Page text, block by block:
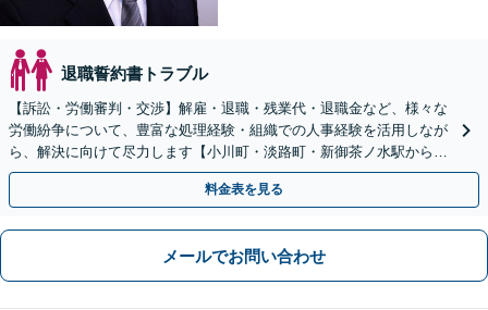
退職誓約書トラブル
【訴訟・労働審判・交渉】解雇・退職・残業代・退職金など、様々な
労働紛争について、豊富な処理経験・組織での人事経験を活用しなが
ら、解決に向けて尽力します【小川町・淡路町・新御茶ノ水駅から約
1分、御茶ノ水駅も利用可】
料金表を見る
メールでお問い合わせ